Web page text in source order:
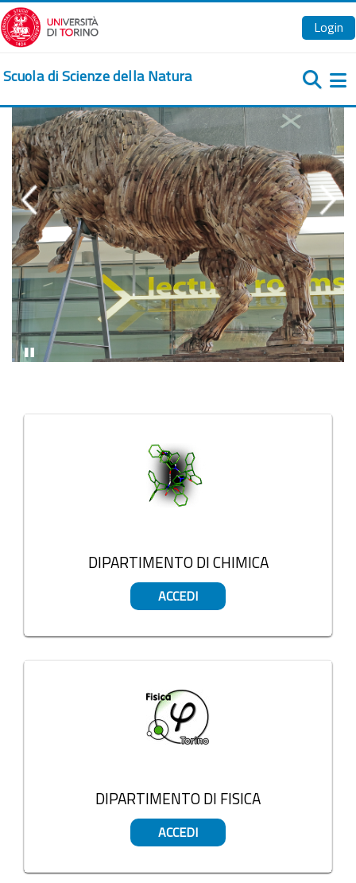
Vai al contenuto principale
Login
Scuola di Scienze della Natura
Stop
Blocchi
DIPARTIMENTO DI CHIMICA
ACCEDI
DIPARTIMENTO DI FISICA
ACCEDI